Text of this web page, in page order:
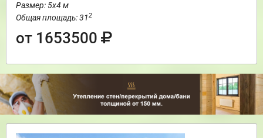
Размер: 5х4 м
Общая площадь: 312
от 1653500